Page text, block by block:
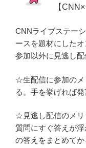
【
CNNライブステー
ースを題材にした
参加以外に見逃し配
☆生配信に参加の
る。手を挙げれば発
☆見逃し配信のメ
質問にすぐ答えが
の答えをまとめて